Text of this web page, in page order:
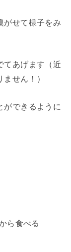
がせて様子をみ
てあげます（近
せん！）
ができるように
ら食べる